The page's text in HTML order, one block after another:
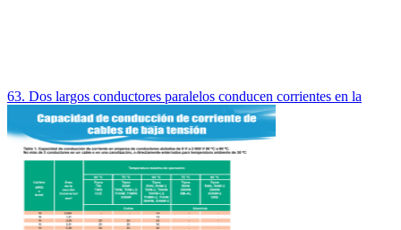
63. Dos largos conductores paralelos conducen corrientes en la